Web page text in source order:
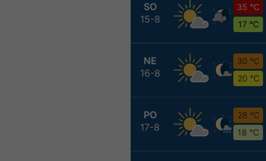
SO
15-8
35 °C
17 °C
NE
16-8
30 °C
20 °C
PO
17-8
28 °C
18 °C